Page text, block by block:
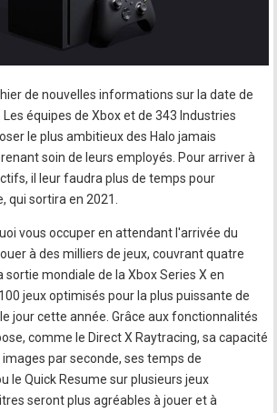
de nouvelles informations sur la date de
équipes de Xbox et de 343 Industries
le plus ambitieux des Halo jamais
soin de leurs employés. Pour arriver à
il leur faudra plus de temps pour
qui sortira en 2021.
vous occuper en attendant l'arrivée du
à des milliers de jeux, couvrant quatre
sortie mondiale de la Xbox Series X en
jeux optimisés pour la plus puissante de
jour cette année. Grâce aux fonctionnalités
comme le Direct X Raytracing, sa capacité
par seconde, ses temps de
le Quick Resume sur plusieurs jeux
seront plus agréables à jouer et à